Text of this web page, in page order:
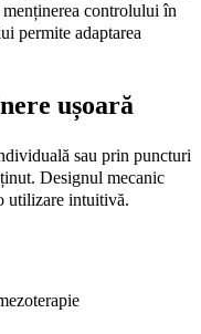
controlului în
permite adaptarea
ușoară
sau prin puncturi
Designul mecanic
utilizare intuitivă.